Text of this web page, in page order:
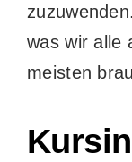
was wir alle
meisten